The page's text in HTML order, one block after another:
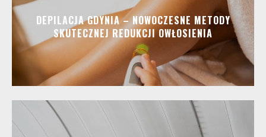
DEPILACJA GDYNIA – NOWOCZESNE METODY
SKUTECZNEJ REDUKCJI OWŁOSIENIA